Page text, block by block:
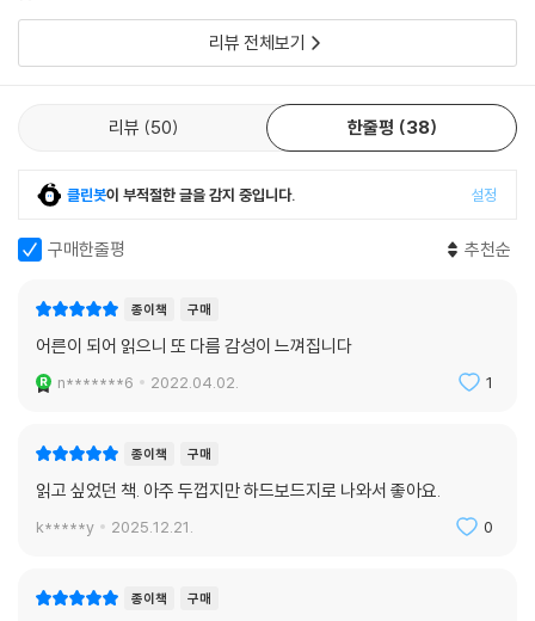
리뷰 전체보기
리뷰 50 한줄평 38
클린봇이 부적절한 글을 감지 중입니다. 설정
구매한줄평 추천순
종이책 구매
어른이 되어 읽으니 또 다름 감성이 느껴집니다
n*******6 2022.04.02. 1
종이책 구매
읽고 싶었던 책. 아주 두껍지만 하드보드지로 나와서 좋아요.
k*****y 2025.12.21. 0
종이책 구매